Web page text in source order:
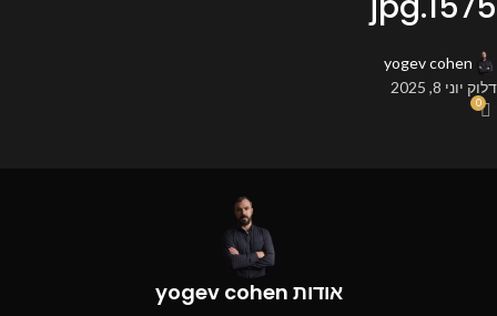
yogev cohen
דלוק יוני 8, 2025
0
אודות yogev cohen